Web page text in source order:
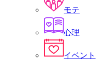
モテ
心理
イベント